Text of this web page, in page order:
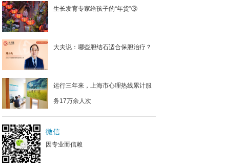
生长发育专家给孩子的“年货”③
大夫说：哪些胆结石适合保胆治疗？
运行三年来，上海市心理热线累计服
务17万余人次
微信
因专业而信赖